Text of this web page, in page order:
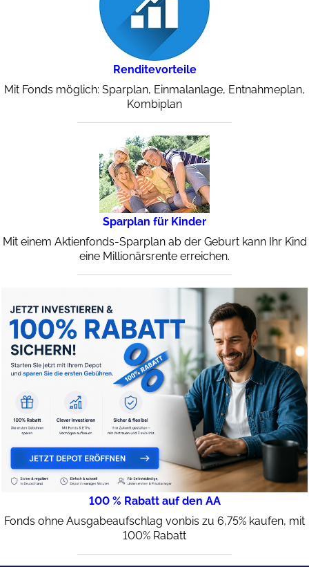
Renditevorteile
Mit Fonds möglich: Sparplan, Einmalanlage, Entnahmeplan,
Kombiplan
Sparplan für Kinder
Mit einem Aktienfonds-Sparplan ab der Geburt kann Ihr Kind
eine Millionärsrente erreichen.
100 % Rabatt auf den AA
Fonds ohne Ausgabeaufschlag vonbis zu 6,75% kaufen, mit
100% Rabatt